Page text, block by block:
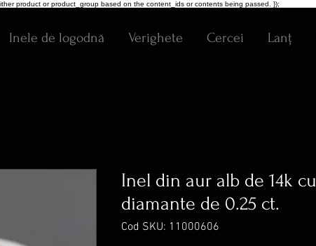
product or product_group based on the content_ids or contents being passed. });
Inele de logodnă Verighete Cercei Lanț
Inel din aur alb de 14k cu
diamante de 0.25 ct.
Cod SKU: 11000606